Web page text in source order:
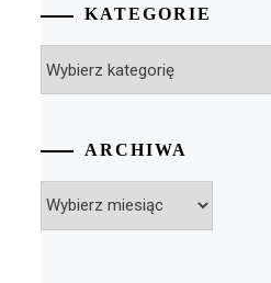
KATEGORIE
ARCHIWA